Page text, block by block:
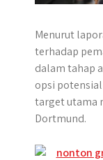
Menurut
terhadap
dalam tahap
opsi
target utama
Dortmund.